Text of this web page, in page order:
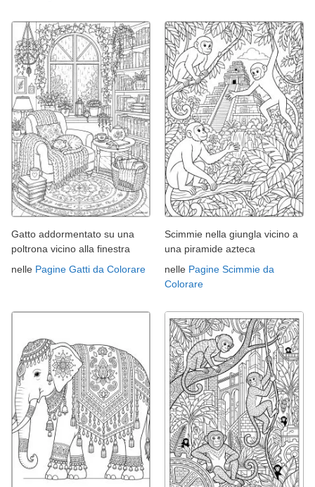
Gatto addormentato su una
poltrona vicino alla finestra
nelle Pagine Gatti da Colorare
Scimmie nella giungla vicino a
una piramide azteca
nelle Pagine Scimmie da
Colorare